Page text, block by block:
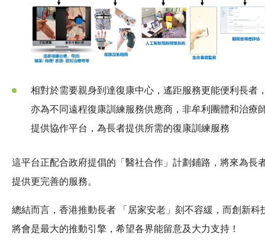
相對於需要親身到達復康中心，遙距服務更能便利長者
亦為不同遠程復康訓練服務供應商，非牟利團體和治療
提供協作平台，為長者提供所需的復康訓練服務
這平台正配合政府提倡的「醫社合作」計劃鋪路，將來為長
提供更完善的服務。
總結而言，香港推動長者 「居家安老」刻不容緩，而創新科
將會是最大的推動引擎，希望各界能留意及大力支持！